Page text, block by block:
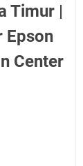
Timur |
Epson
Center